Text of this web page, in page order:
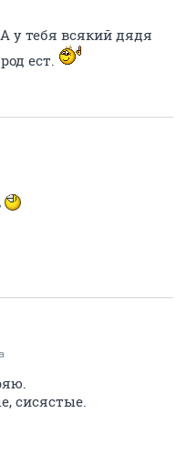
А у тебя всякий дядя
ест.
сисястые.